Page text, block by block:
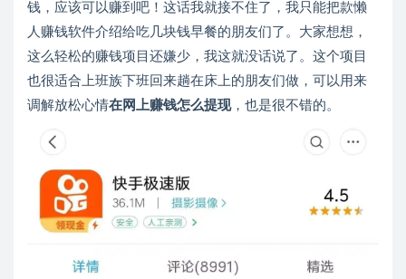
钱，应该可以赚到吧！这话我就接不住了，我只能把款懒
人赚钱软件介绍给吃几块钱早餐的朋友们了。大家想想，
这么轻松的赚钱项目还嫌少，我这就没话说了。这个项目
也很适合上班族下班回来趟在床上的朋友们做，可以用来
调解放松心情在网上赚钱怎么提现，也是很不错的。